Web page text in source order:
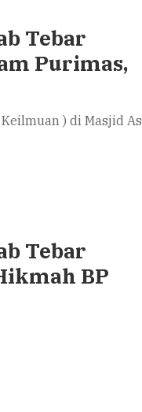
Tebar
Purimas,
) di Masjid As
Tebar
BP